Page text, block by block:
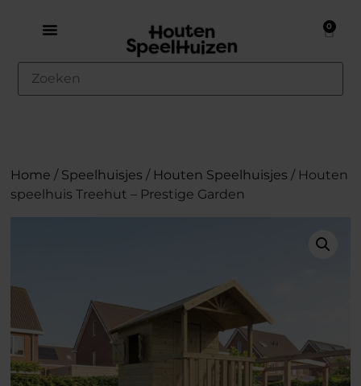
0
Home / Speelhuisjes / Houten Speelhuisjes / Houten
speelhuis Treehut – Prestige Garden